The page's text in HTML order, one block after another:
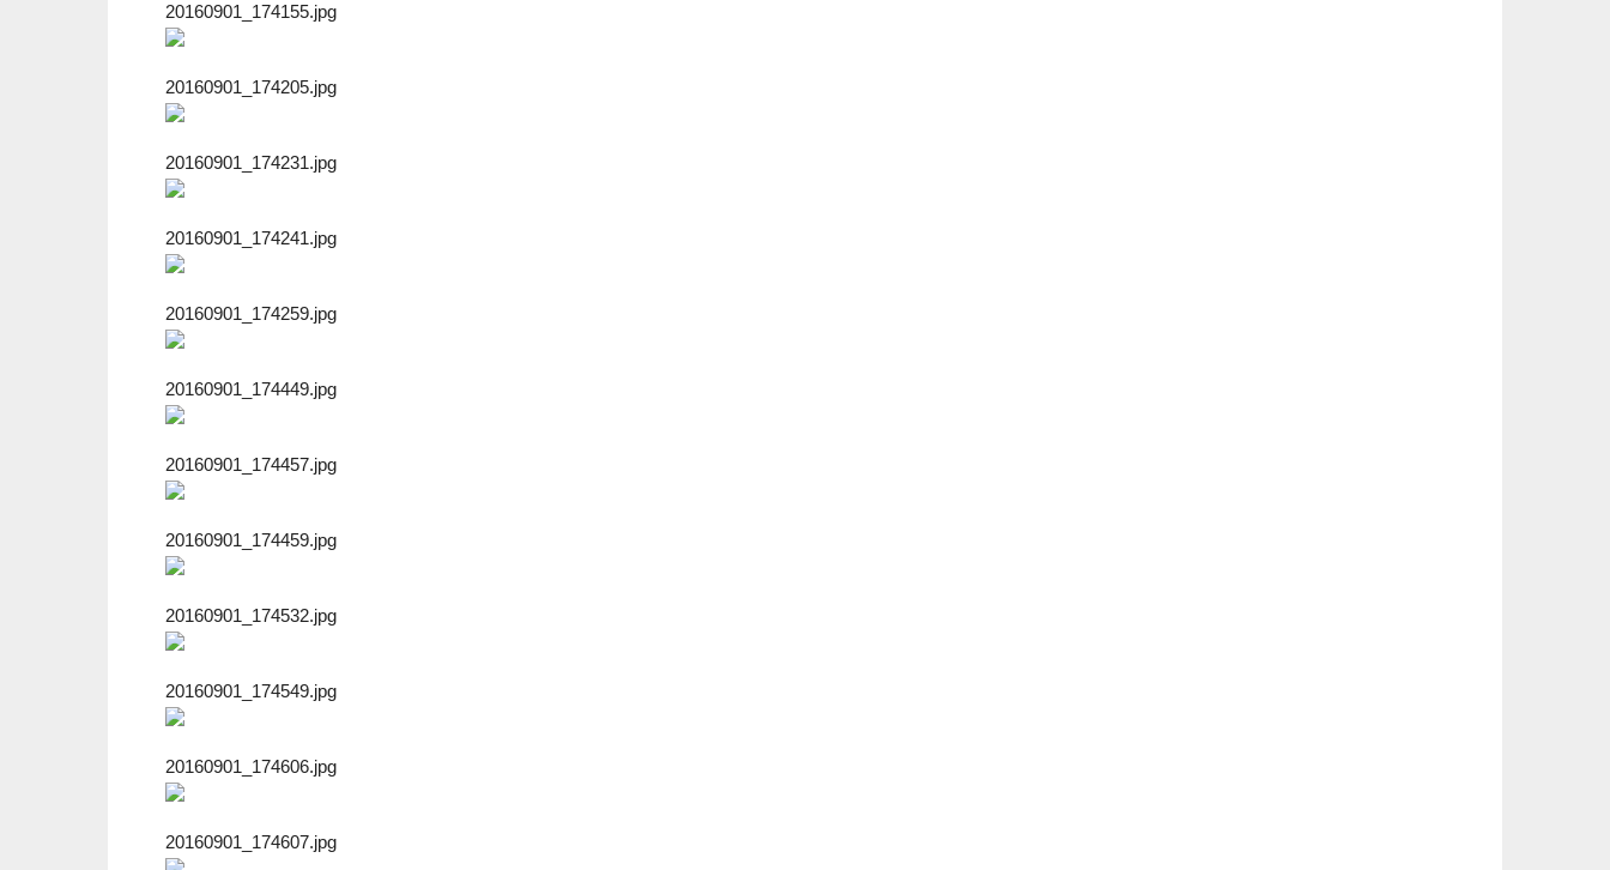
20160901_174155.jpg
20160901_174205.jpg
20160901_174231.jpg
20160901_174241.jpg
20160901_174259.jpg
20160901_174449.jpg
20160901_174457.jpg
20160901_174459.jpg
20160901_174532.jpg
20160901_174549.jpg
20160901_174606.jpg
20160901_174607.jpg